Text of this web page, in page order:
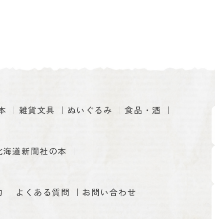
雑貨文具 ぬいぐるみ 食品・酒
海道新聞社の本
よくある質問 お問い合わせ